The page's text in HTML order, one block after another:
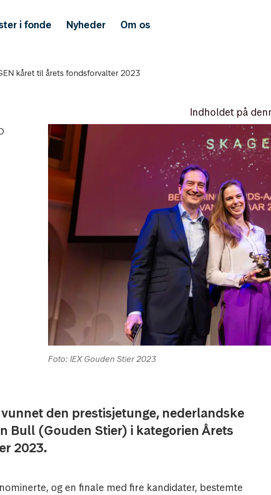
i fonde Nyheder Om os
kåret til årets fondsforvalter 2023
Indholdet på
Foto: IEX Gouden Stier 2023
vunnet den prestisjetunge, nederlandske
Bull (Gouden Stier) i kategorien Årets
2023.
og en finale med fire kandidater, bestemte